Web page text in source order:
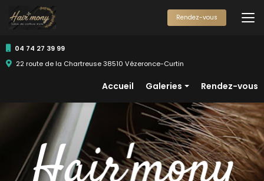
au
contenu
04 74 27 39 99
22 route de la Chartreuse 38510 Vézeronce-Curtin
Accueil
Galeries
Femmes
Hommes
Enfants
Rendez-vous
Rendez-vous